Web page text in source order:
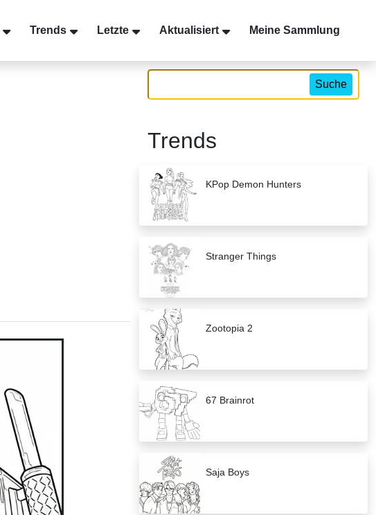
Trends Letzte Aktualisiert Meine Sammlung
Suche
Trends
KPop Demon Hunters
Stranger Things
Zootopia 2
67 Brainrot
Saja Boys